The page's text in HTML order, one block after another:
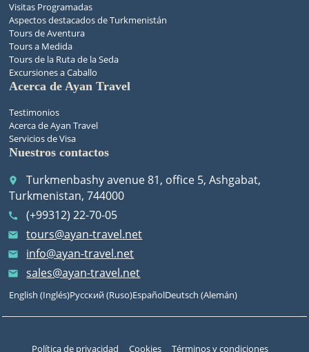
Visitas Programadas
Aspectos destacados de Turkmenistán
Tours de Aventura
Tours a Medida
Tours de la Ruta de la Seda
Excursiones a Caballo
Acerca de Ayan Travel
Testimonios
Acerca de Ayan Travel
Servicios de Visa
Nuestros contactos
place
Turkmenbashy avenue 81, office 5, Ashgabat,
Turkmenistan, 744000
call (+99312) 22-70-05
email tours@ayan-travel.net
email info@ayan-travel.net
email sales@ayan-travel.net
English (Inglés)Русский(Ruso)EspañolDeutsch (Alemán)
Política de privacidad Cookies Términos y condiciones